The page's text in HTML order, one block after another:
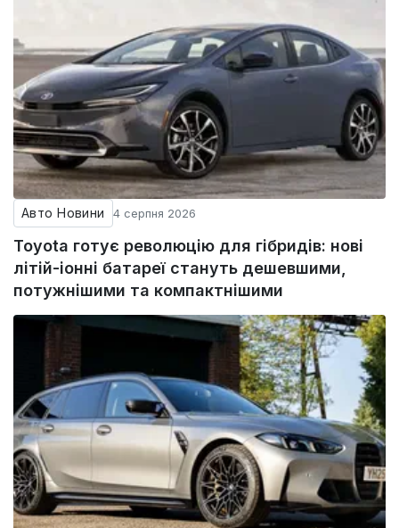
Авто Новини 4 серпня 2026
Toyota готує революцію для гібридів: нові
літій-іонні батареї стануть дешевшими,
потужнішими та компактнішими